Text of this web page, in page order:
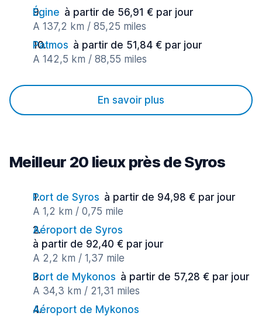
Égine à partir de 56,91 € par jour
A 137,2 km / 85,25 miles
Patmos à partir de 51,84 € par jour
A 142,5 km / 88,55 miles
En savoir plus
Meilleur 20 lieux près de Syros
Port de Syros à partir de 94,98 € par jour
A 1,2 km / 0,75 mile
Aéroport de Syros
à partir de 92,40 € par jour
A 2,2 km / 1,37 mile
Port de Mykonos à partir de 57,28 € par jour
A 34,3 km / 21,31 miles
Aéroport de Mykonos